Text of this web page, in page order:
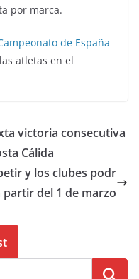
por marca.
de España
atletas en el
victoria consecutiva
Cálida
y los clubes podr
del 1 de marzo